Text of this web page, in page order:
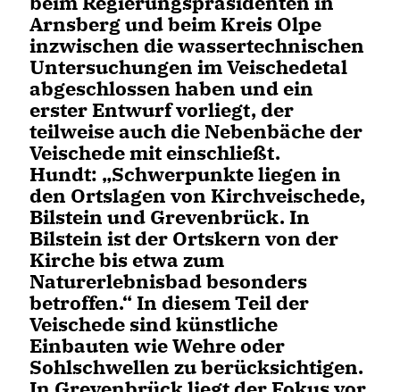
Arnsberg und beim Kreis Olpe
inzwischen die wassertechnischen
Untersuchungen im Veischedetal
abgeschlossen haben und ein
erster Entwurf vorliegt, der
teilweise auch die Nebenbäche der
Veischede mit einschließt.
Hundt: „Schwerpunkte liegen in
den Ortslagen von Kirchveischede,
Bilstein und Grevenbrück. In
Bilstein ist der Ortskern von der
Kirche bis etwa zum
Naturerlebnisbad besonders
betroffen.“ In diesem Teil der
Veischede sind künstliche
Einbauten wie Wehre oder
Sohlschwellen zu berücksichtigen.